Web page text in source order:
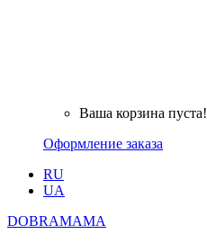
Ваша корзина пуста!
Оформление заказа
RU
UA
DOBRAMAMA